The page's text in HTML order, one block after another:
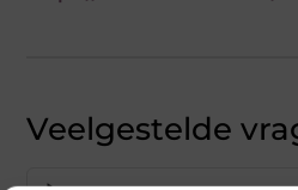
Veelgestelde